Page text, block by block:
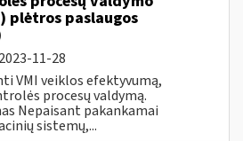
plėtros paslaugos
2023-11-28
VMI veiklos efektyvumą,
procesų valdymą.
Nepaisant pakankamai
sistemų,...